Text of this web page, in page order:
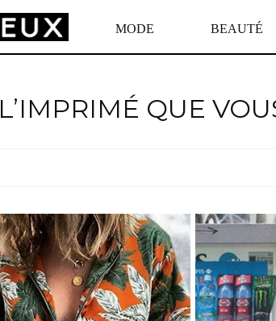
MODE BEAUTÉ
L’IMPRIMÉ QUE